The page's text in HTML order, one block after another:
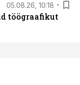
05.08.26, 10:18
töögraafikut